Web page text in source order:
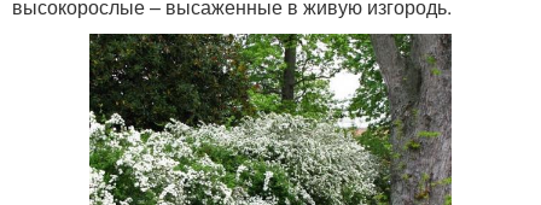
высокорослые – высаженные в живую изгородь.